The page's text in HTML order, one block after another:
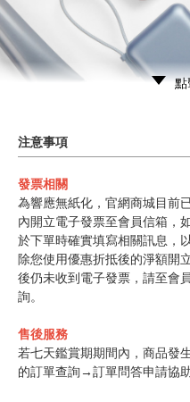
點
注意事項
發票相關
為響應無紙化，官網商城目前
內開立電子發票至會員信箱，
於下單時確實填寫相關訊息，
除您使用優惠折抵後的淨額開
後仍未收到電子發票，請至會
詢。
售後服務
若七天鑑賞期期間內，商品發
的訂單查詢→訂單問答申請協助